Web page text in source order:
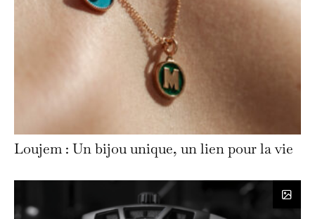
Loujem : Un bijou unique, un lien pour la vie